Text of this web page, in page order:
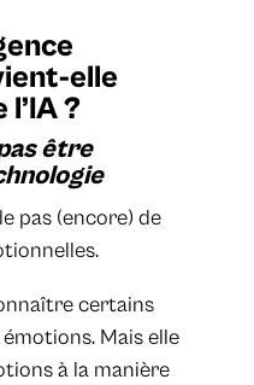
elle
?
être
pas (encore) de
certains
Mais elle
à la manière